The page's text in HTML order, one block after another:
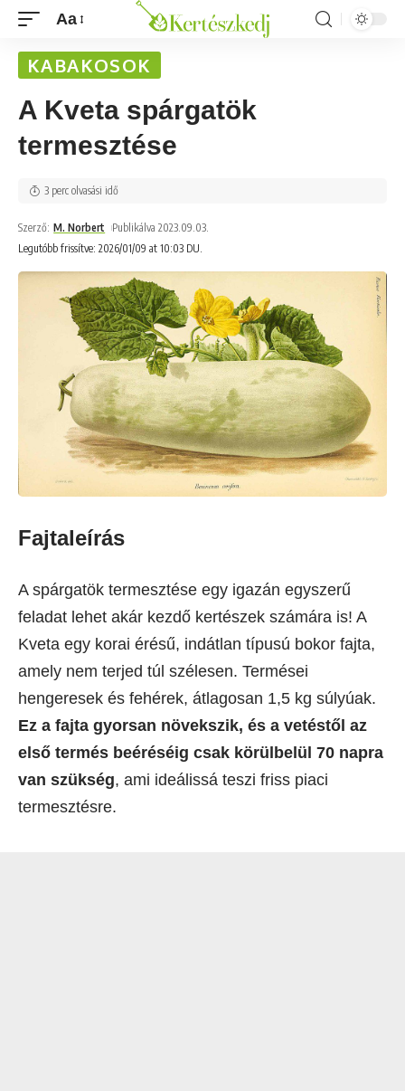
Aa
KABAKOSOK
A Kveta spárgatök
termesztése
Legutóbb frissítve: 2026/01/09 at 10:03 DU.
Szerző: M. Norbert Publikálva 2023.09.03.
3 perc olvasási idő
Fajtaleírás
A spárgatök termesztése egy igazán egyszerű
feladat lehet akár kezdő kertészek számára is! A
Kveta egy korai érésű, indátlan típusú bokor fajta,
amely nem terjed túl szélesen. Termései
hengeresek és fehérek, átlagosan 1,5 kg súlyúak.
Ez a fajta gyorsan növekszik, és a vetéstől az
első termés beéréséig csak körülbelül 70 napra
van szükség, ami ideálissá teszi friss piaci
termesztésre.